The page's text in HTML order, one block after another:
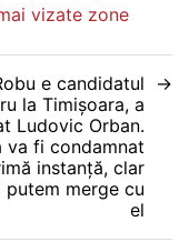
vizate zone
e candidatul
la Timişoara, a
Ludovic Orban.
va fi condamnat
instanţă, clar
putem merge cu
el